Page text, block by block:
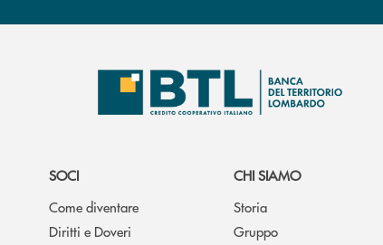
SOCI
Come diventare
Diritti e Doveri
CHI SIAMO
Storia
Gruppo